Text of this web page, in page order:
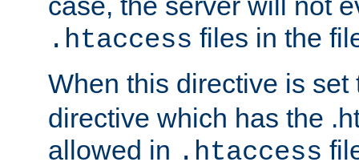
.htaccess files in the
When this directive is
directive which has the
allowed in .htaccess